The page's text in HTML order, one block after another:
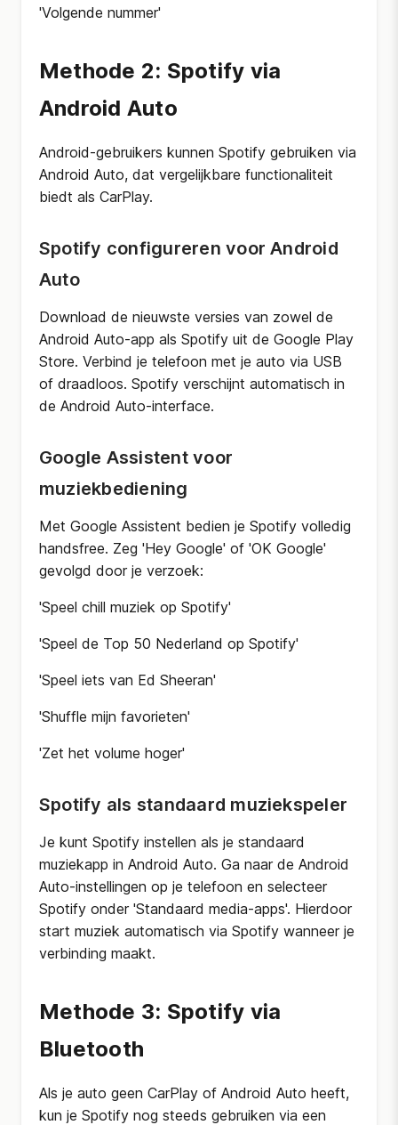
'Volgende nummer'
Methode 2: Spotify via
Android Auto
Android-gebruikers kunnen Spotify gebruiken via
Android Auto, dat vergelijkbare functionaliteit
biedt als CarPlay.
Spotify configureren voor Android
Auto
Download de nieuwste versies van zowel de
Android Auto-app als Spotify uit de Google Play
Store. Verbind je telefoon met je auto via USB
of draadloos. Spotify verschijnt automatisch in
de Android Auto-interface.
Google Assistent voor
muziekbediening
Met Google Assistent bedien je Spotify volledig
handsfree. Zeg 'Hey Google' of 'OK Google'
gevolgd door je verzoek:
'Speel chill muziek op Spotify'
'Speel de Top 50 Nederland op Spotify'
'Speel iets van Ed Sheeran'
'Shuffle mijn favorieten'
'Zet het volume hoger'
Spotify als standaard muziekspeler
Je kunt Spotify instellen als je standaard
muziekapp in Android Auto. Ga naar de Android
Auto-instellingen op je telefoon en selecteer
Spotify onder 'Standaard media-apps'. Hierdoor
start muziek automatisch via Spotify wanneer je
verbinding maakt.
Methode 3: Spotify via
Bluetooth
Als je auto geen CarPlay of Android Auto heeft,
kun je Spotify nog steeds gebruiken via een